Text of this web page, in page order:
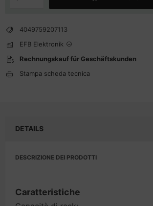
4049759207113
EFB Elektronik
Rechnungskauf für Geschäftskunden
Stampa scheda tecnica
DETAILS
DESCRIZIONE DEI PRODOTTI
Caratteristiche